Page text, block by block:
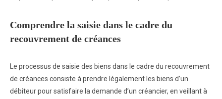
Comprendre la saisie dans le cadre du
recouvrement de créances
Le processus de saisie des biens dans le cadre du recouvrement
de créances consiste à prendre légalement les biens d’un
débiteur pour satisfaire la demande d’un créancier, en veillant à